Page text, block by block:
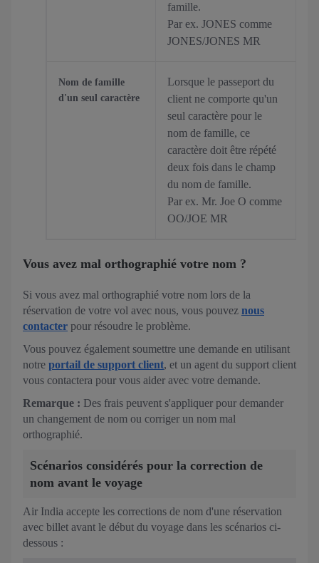
famille.
Par ex. JONES comme
JONES/JONES MR
Nom de famille
d'un seul caractère
Lorsque le passeport du
client ne comporte qu'un
seul caractère pour le
nom de famille, ce
caractère doit être répété
deux fois dans le champ
du nom de famille.
Par ex. Mr. Joe O comme
OO/JOE MR
Vous avez mal orthographié votre nom ?
Si vous avez mal orthographié votre nom lors de la
réservation de votre vol avec nous, vous pouvez nous
contacter pour résoudre le problème.
Vous pouvez également soumettre une demande en utilisant
notre portail de support client, et un agent du support client
vous contactera pour vous aider avec votre demande.
Remarque : Des frais peuvent s'appliquer pour demander
un changement de nom ou corriger un nom mal
orthographié.
Scénarios considérés pour la correction de
nom avant le voyage
Air India accepte les corrections de nom d'une réservation
avec billet avant le début du voyage dans les scénarios ci-
dessous :